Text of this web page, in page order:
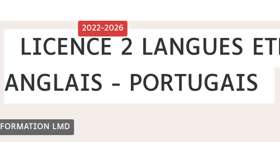
FORMATION LMD
2022-2026
LICENCE 2 LANGUES
ANGLAIS - PORTUGAIS